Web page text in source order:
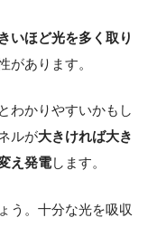
いほど光を多く取り
があります。
わかりやすいかもし
ルが大きければ大き
え発電します。
う。十分な光を吸収